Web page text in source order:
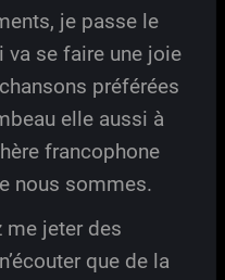
je passe le
va se faire une joie
préférées
elle aussi à
francophone
nous sommes.
me jeter des
que de la